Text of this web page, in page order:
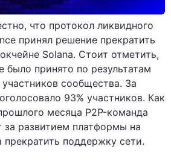
что протокол ликвидного
принял решение прекратить
Solana. Стоит отметить,
было принято по результатам
сообщества. За
93% участников. Как
месяца P2P-команда
за развитием платформы на
прекратить поддержку сети.